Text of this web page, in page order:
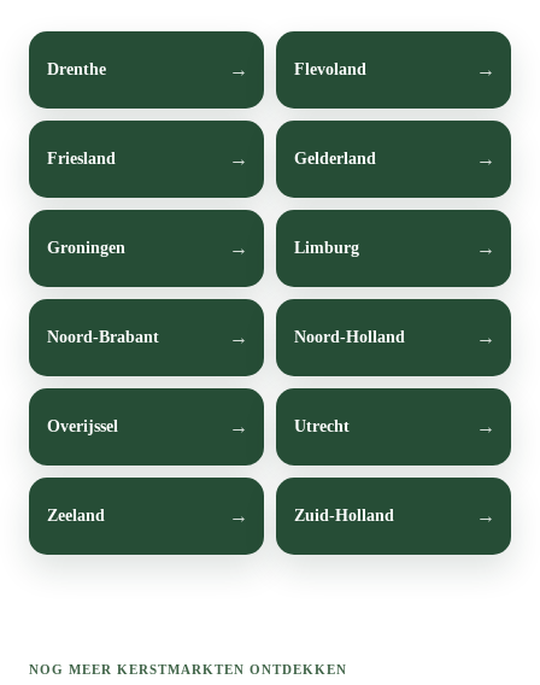
Drenthe Flevoland
Friesland Gelderland
Groningen Limburg
Noord-Brabant Noord-Holland
Overijssel Utrecht
Zeeland Zuid-Holland
NOG MEER KERSTMARKTEN ONTDEKKEN